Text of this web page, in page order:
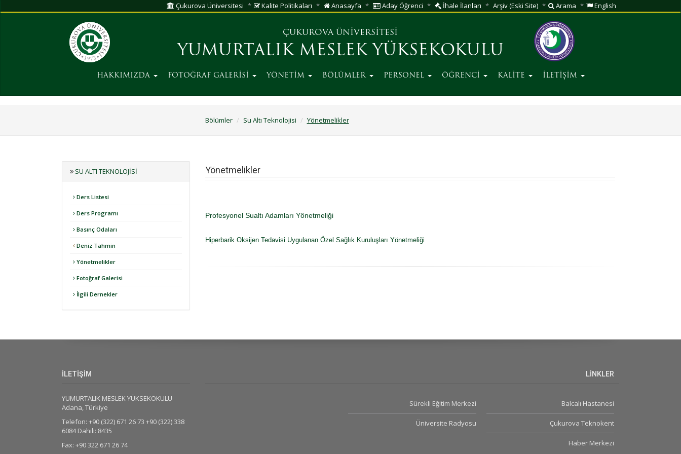
Çukurova Üniversitesi Kalite Politikaları Anasayfa Aday Öğrenci İhale İlanları Arşiv (Eski Site) Arama English
ÇUKUROVA ÜNİVERSİTESİ
YUMURTALIK MESLEK YÜKSEKOKULU
HAKKIMIZDA FOTOĞRAF GALERİSİ YÖNETİM BÖLÜMLER PERSONEL ÖĞRENCİ KALİTE İLETİŞİM
Bölümler Su Altı Teknolojisi Yönetmelikler
SU ALTI TEKNOLOJISI
Ders Listesi
Ders Programı
Basınç Odaları
Deniz Tahmin
Yönetmelikler
Fotoğraf Galerisi
İlgili Dernekler
Yönetmelikler
Profesyonel Sualtı Adamları Yönetmeliği
Hiperbarik Oksijen Tedavisi Uygulanan Özel Sağlık Kuruluşları Yönetmeliği
İLETİŞİM
YUMURTALIK MESLEK YÜKSEKOKULU
Adana, Türkiye
Telefon: +90 (322) 671 26 73 +90 (322) 338
6084 Dahili: 8435
Fax: +90 322 671 26 74
LİNKLER
Balcalı Hastanesi
Çukurova Teknokent
Haber Merkezi
Sürekli Eğitim Merkezi
Üniversite Radyosu